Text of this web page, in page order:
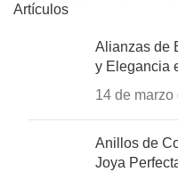
Artículos
Alianzas de
y Elegancia
14 de marzo
Anillos de
Joya